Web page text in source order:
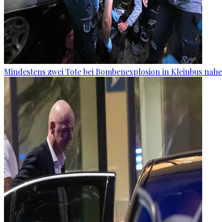
Mindestens zwei Tote bei Bombenexplosion in Kleinbus